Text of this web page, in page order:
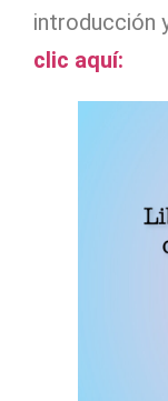
introducción
clic aquí: